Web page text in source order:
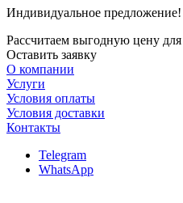
Индивидуальное предложение!
Рассчитаем выгодную цену
Оставить заявку
О компании
Услуги
Условия оплаты
Условия доставки
Контакты
Telegram
WhatsApp